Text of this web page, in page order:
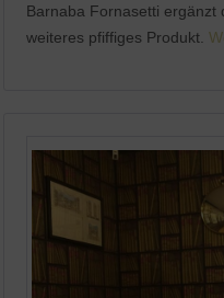
Barnaba Fornasetti ergänzt
weiteres pfiffiges Produkt.